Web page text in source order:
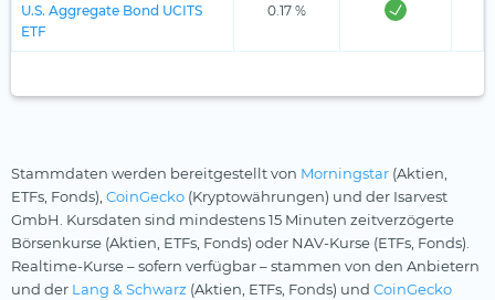
U.S. Aggregate Bond UCITS
ETF
0.17 %
Stammdaten werden bereitgestellt von Morningstar (Aktien,
ETFs, Fonds), CoinGecko (Kryptowährungen) und der Isarvest
GmbH. Kursdaten sind mindestens 15 Minuten zeitverzögerte
Börsenkurse (Aktien, ETFs, Fonds) oder NAV-Kurse (ETFs, Fonds).
Realtime-Kurse – sofern verfügbar – stammen von den Anbietern
und der Lang & Schwarz (Aktien, ETFs, Fonds) und CoinGecko